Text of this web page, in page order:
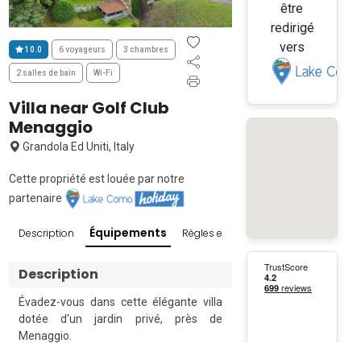
10.0 6 voyageurs 3 chambres
2 salles de bain Wi-Fi
Villa near Golf Club
Menaggio
Grandola Ed Uniti, Italy
Cette propriété est louée par notre
partenaire
Description Équipements Règles et conditions
Description
Évadez-vous dans cette élégante villa
dotée d'un jardin privé, près de
Menaggio.
être
redirigé
vers